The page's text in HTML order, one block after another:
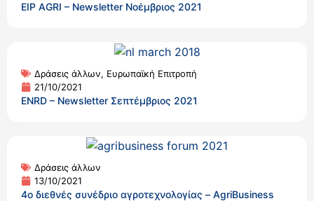
EIP AGRI – Newsletter Νοέμβριος 2021
Δράσεις άλλων, Ευρωπαϊκή Επιτροπή
21/10/2021
ENRD – Newsletter Σεπτέμβριος 2021
Δράσεις άλλων
13/10/2021
4ο διεθνές συνέδριο αγροτεχνολογίας – AgriBusiness